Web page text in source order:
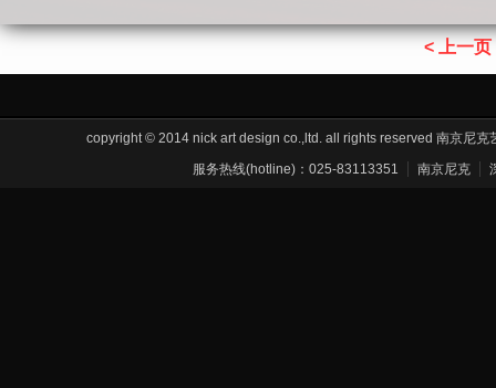
< 上一页
copyright © 2014 nick art design co.,ltd. all rights reserved 南京尼克
服务热线(hotline)：025-83113351
南京尼克